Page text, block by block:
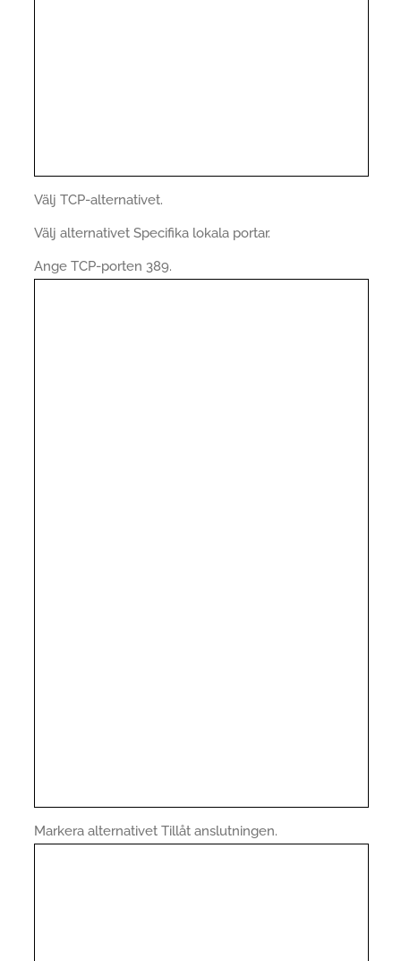
Välj TCP-alternativet.
Välj alternativet Specifika lokala portar.
Ange TCP-porten 389.
Markera alternativet Tillåt anslutningen.